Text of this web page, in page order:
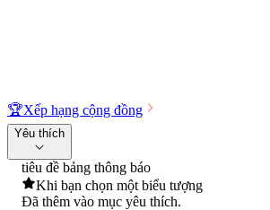
🏆Xếp hạng cộng đồng
Yêu thích
tiêu đề bảng thông báo
Khi bạn chọn một biểu tượng
Đã thêm vào mục yêu thích.